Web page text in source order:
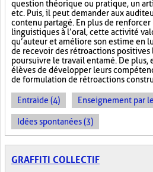
question théorique ou pratique, un
etc. Puis, il peut demander aux
contenu partagé. En plus de
linguistiques à l’oral, cette activité
qu’auteur et améliore son estime en
de recevoir des rétroactions positives
poursuivre le travail entamé. De plus,
élèves de développer leurs
de formulation de rétroactions
Entraide (4) Enseignement par
Idées spontanées (3)
GRAFFITI COLLECTIF